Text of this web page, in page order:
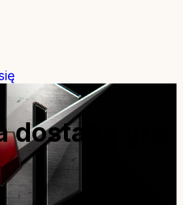
dostaną grę